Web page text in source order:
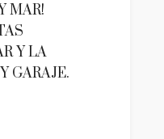
MAR!
Y LA
GARAJE.